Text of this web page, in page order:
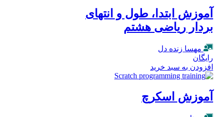
آموزش ابتدا، طول و انتهای
بردار ریاضی هشتم
مهسا زنده دل
رایگان
افزودن به سبد خرید
آموزش اسکرچ